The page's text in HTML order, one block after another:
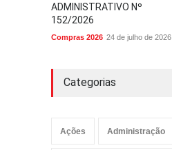
ADMINISTRATIVO Nº
152/2026
Compras 2026 24 de julho de 2026
Categorias
Ações Administração